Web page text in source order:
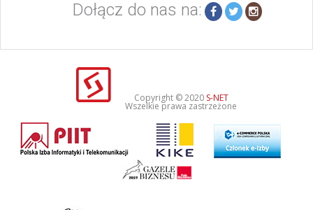
Dołącz do nas na:
Copyright © 2020 S-NET
Wszelkie prawa zastrzeżone